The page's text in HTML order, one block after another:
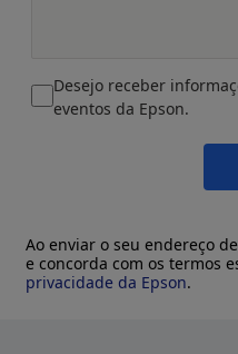
Desejo receber
eventos da Epson.
Ao enviar o seu endereço
e concorda com os termos
privacidade da Epson.